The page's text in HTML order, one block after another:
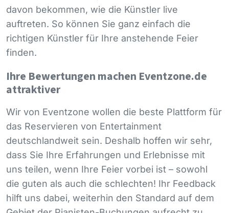
davon bekommen, wie die Künstler live
auftreten. So können Sie ganz einfach die
richtigen Künstler für Ihre anstehende Feier
finden.
Ihre Bewertungen machen Eventzone.de
attraktiver
Wir von Eventzone wollen die beste Plattform für
das Reservieren von Entertainment
deutschlandweit sein. Deshalb hoffen wir sehr,
dass Sie Ihre Erfahrungen und Erlebnisse mit
uns teilen, wenn Ihre Feier vorbei ist – sowohl
die guten als auch die schlechten! Ihr Feedback
hilft uns dabei, weiterhin den Standard auf dem